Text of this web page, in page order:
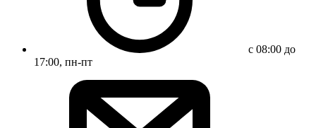
с 08:00 до
17:00, пн-пт